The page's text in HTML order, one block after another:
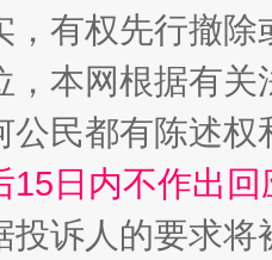
，有权先行撤
，本网根据有
公民都有陈述
15日内不作出
投诉人的要求将